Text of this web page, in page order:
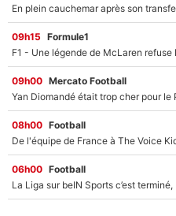
09h15 Formule1
09h00 Mercato Football
08h00 Football
06h00 Football